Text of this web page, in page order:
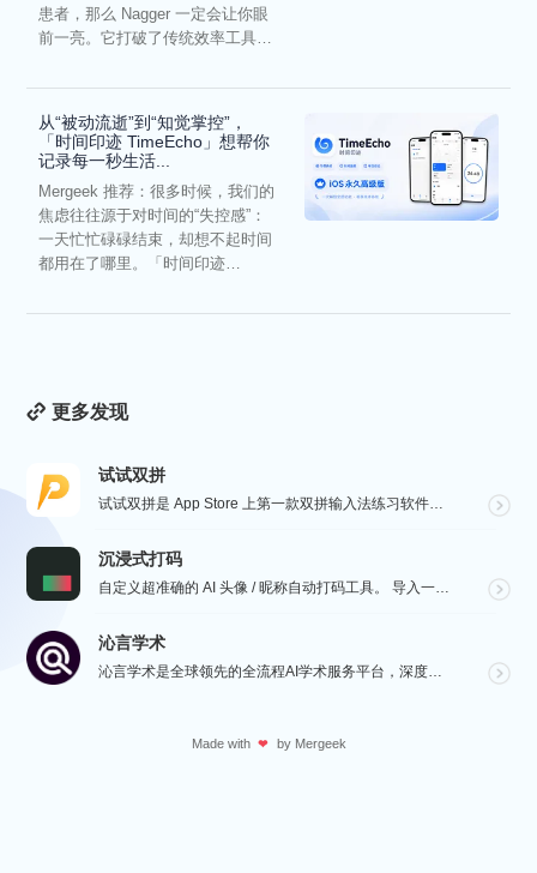
患者，那么 Nagger 一定会让你眼
前一亮。它打破了传统效率工具冰
从“被动流逝”到“知觉掌控”，
「时间印迹 TimeEcho」想帮你
记录每一秒生活...
Mergeek 推荐：很多时候，我们的
焦虑往往源于对时间的“失控感”：
一天忙忙碌碌结束，却想不起时间
都用在了哪里。「时间印迹
更多发现
试试双拼
试试双拼是 App Store 上第一款双拼输入法练习软件，通过这个软件你能方便的学习双拼规则，练习...
沉浸式打码
自定义超准确的 AI 头像 / 昵称自动打码工具。 导入一张微信聊天截图，或者抖音/小红书/微博评论...
沁言学术
沁言学术是全球领先的全流程AI学术服务平台，深度赋能从选题构思、文献检索、文献阅读、文献管理到辅助写...
Made with ❤ by Mergeek